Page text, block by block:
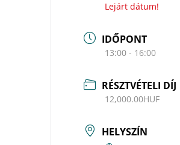
Lejárt dátum!
IDŐPONT
13:00 - 16:00
RÉSZTVÉTELI DÍJ
12,000.00HUF
HELYSZÍN